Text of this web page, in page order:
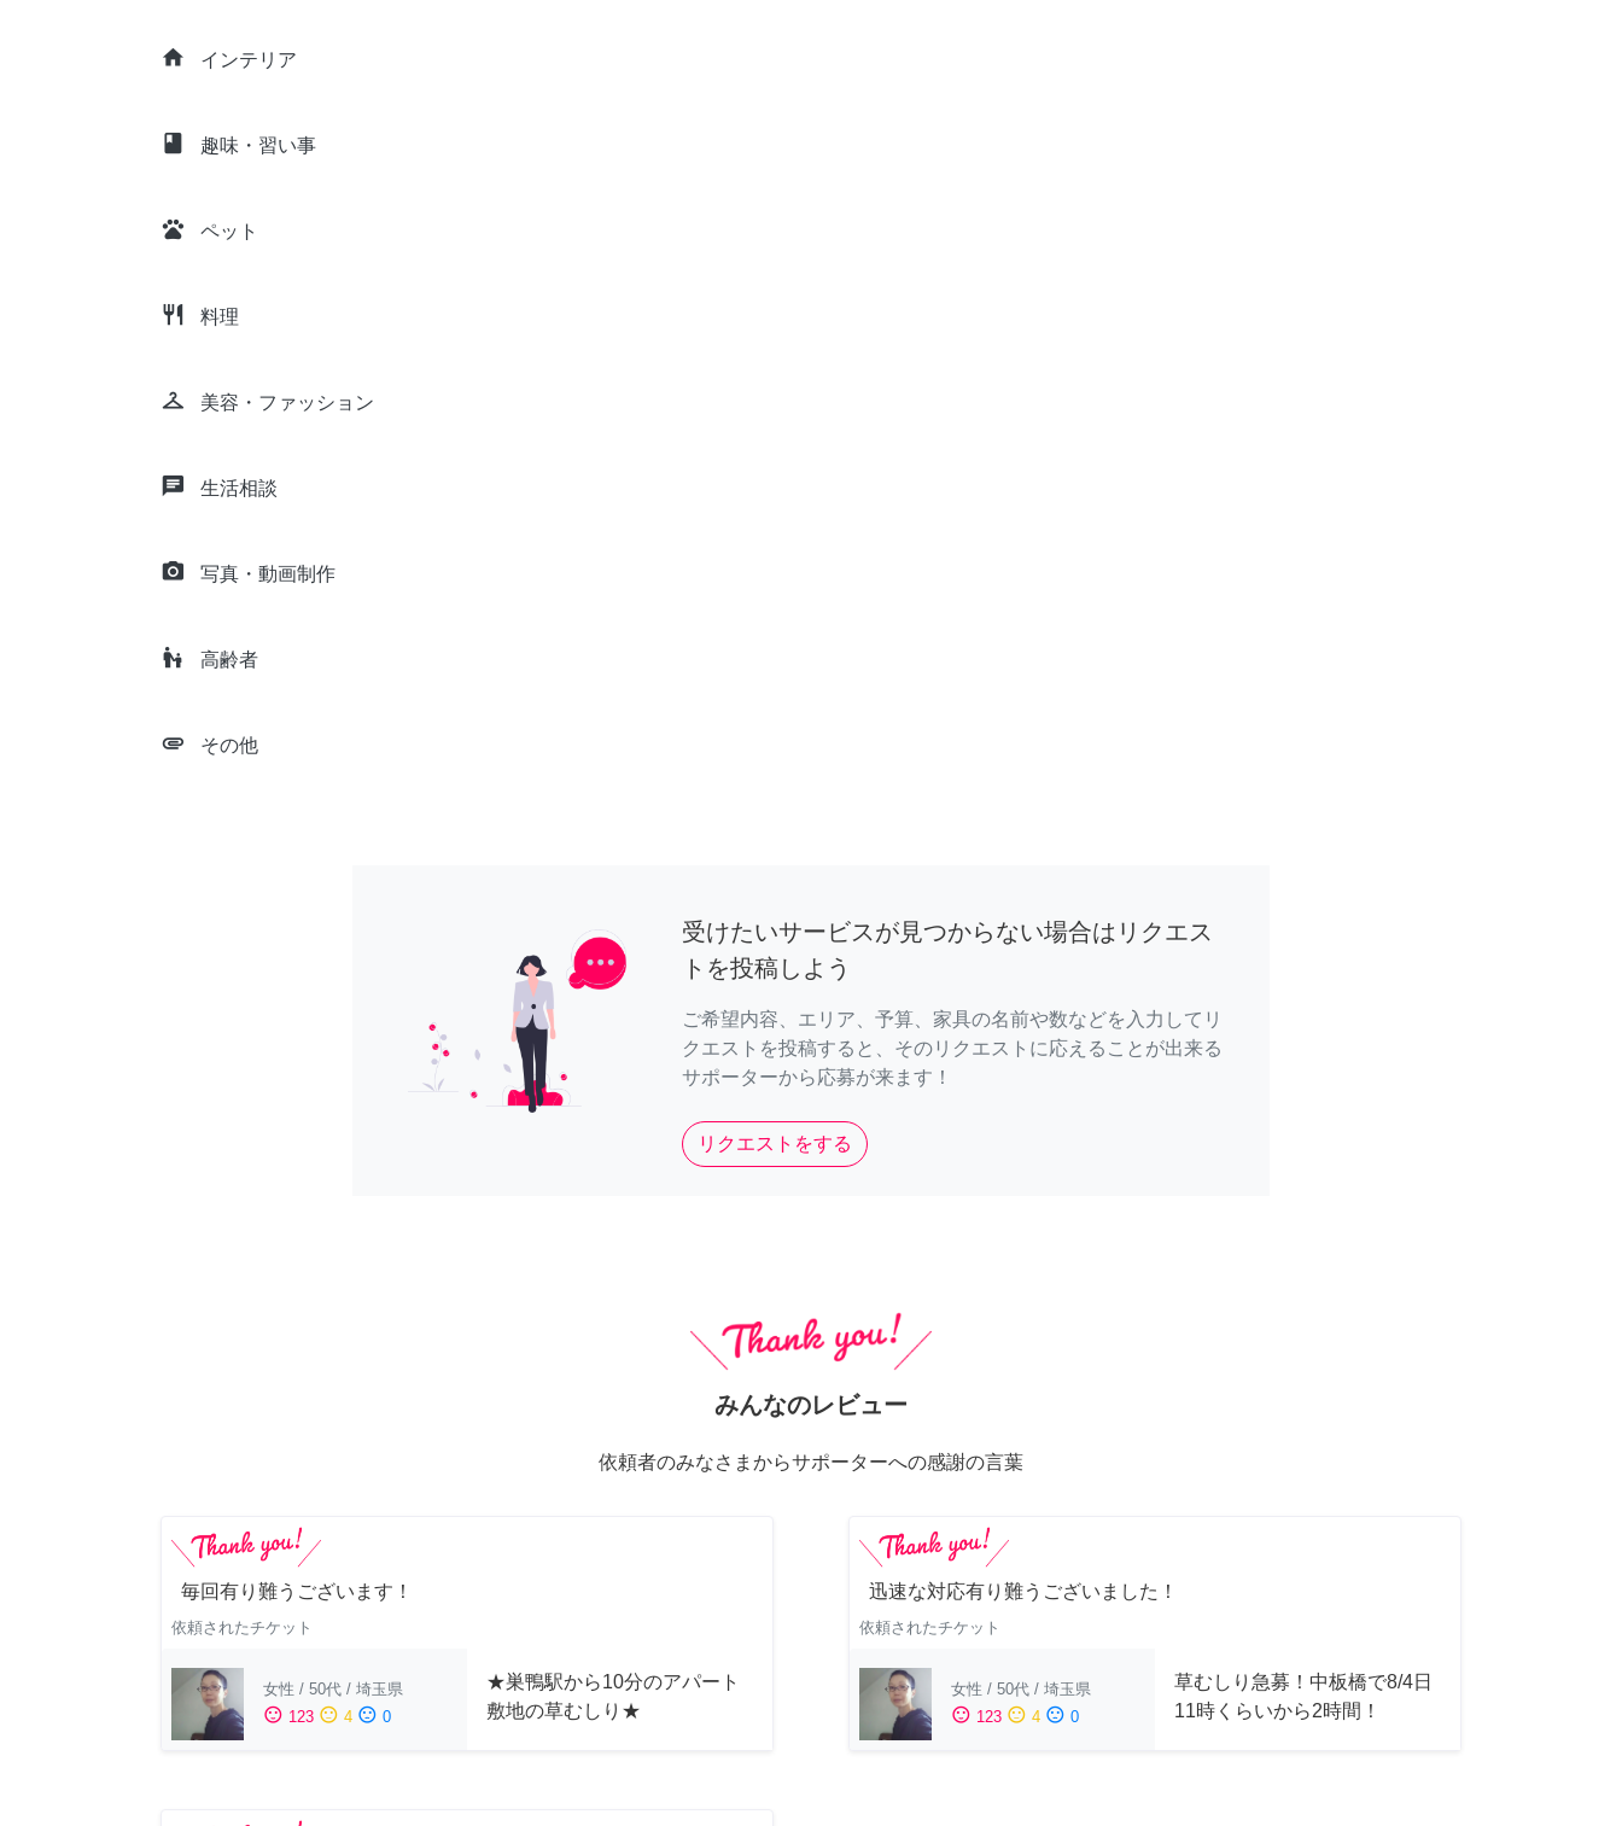
home インテリア
class 趣味・習い事
pets ペット
restaurant 料理
checkroom 美容・ファッション
chat 生活相談
camera_alt 写真・動画制作
escalator_warning 高齢者
attachment その他
受けたいサービスが見つからない場合はリクエス
トを投稿しよう
ご希望内容、エリア、予算、家具の名前や数などを入力してリ
クエストを投稿すると、そのリクエストに応えることが出来る
サポーターから応募が来ます！
リクエストをする
みんなのレビュー
依頼者のみなさまからサポーターへの感謝の言葉
毎回有り難うございます！
依頼されたチケット
女性 / 50代 / 埼玉県
sentiment_satisfied 123 sentiment_neutral 4 sentiment_dissatisfied 0
★巣鴨駅から10分のアパート
敷地の草むしり★
迅速な対応有り難うございました！
依頼されたチケット
女性 / 50代 / 埼玉県
sentiment_satisfied 123 sentiment_neutral 4 sentiment_dissatisfied 0
草むしり急募！中板橋で8/4日
11時くらいから2時間！